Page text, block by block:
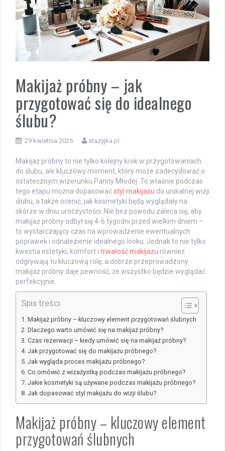
Makijaż próbny – jak
przygotować się do idealnego
ślubu?
29 kwietnia 2025 stazyjka.pl
Makijaż próbny to nie tylko kolejny krok w przygotowaniach
do ślubu, ale kluczowy moment, który może zadecydować o
ostatecznym wizerunku Panny Młodej. To właśnie podczas
tego etapu można dopasowaćstyl makijażu do unikalnej wizji
ślubu, a także ocenić, jak kosmetyki będą wyglądały na
skórze w dniu uroczystości. Nie bez powodu zaleca się, aby
makijaż próbny odbył się 4-6 tygodni przed wielkim dniem –
to wystarczający czas na wprowadzenie ewentualnych
poprawek i odnalezienie idealnego looku. Jednak to nie tylko
kwestia estetyki; komfort i trwałość makijażu również
odgrywają tu kluczową rolę, a dobrze przeprowadzony
makijaż próbny daje pewność, że wszystko będzie wyglądać
perfekcyjnie.
Spis treści
Makijaż próbny – kluczowy element przygotowań ślubnych
Dlaczego warto umówić się na makijaż próbny?
Czas rezerwacji – kiedy umówić się na makijaż próbny?
Jak przygotować się do makijażu próbnego?
Jak wygląda proces makijażu próbnego?
Co omówić z wizażystką podczas makijażu próbnego?
Jakie kosmetyki są używane podczas makijażu próbnego?
Jak dopasować styl makijażu do wizji ślubu?
Makijaż próbny – kluczowy element
przygotowań ślubnych